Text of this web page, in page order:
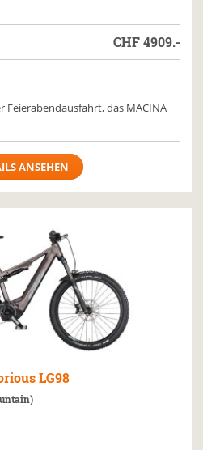
CHF4909.-
Feierabendausfahrt, das MACINA
ANSEHEN
LG98